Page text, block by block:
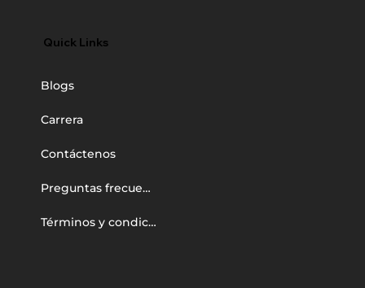
Quick Links
Blogs
Carrera
Contáctenos
Preguntas frecuentes
Términos y condiciones